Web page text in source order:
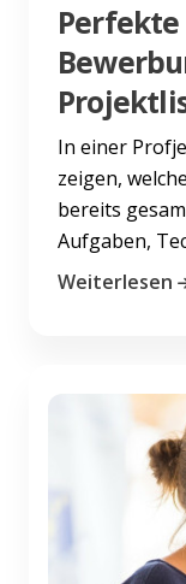
Perfekte
In einer
zeigen,
bereits
Aufgaben,
Weiterlesen